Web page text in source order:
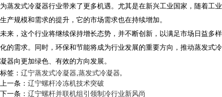
为蒸发式冷凝器行业带来了更多机遇。尤其是在新兴工业国家，随着工业
生产规模和需求的提升，它的市场需求也在持续增加。
未来，这个行业将继续保持增长态势，并不断创新，以满足市场日益多样
化的需求。同时，环保和节能将成为行业发展的重要方向，推动蒸发式冷
凝器向更加绿色、有效的方向发展。
标签： 辽宁蒸发式冷凝器,蒸发式冷凝器,
上一条： 辽宁螺杆冷冻机技术突破
下一条： 辽宁螺杆并联机组引领制冷行业新风尚